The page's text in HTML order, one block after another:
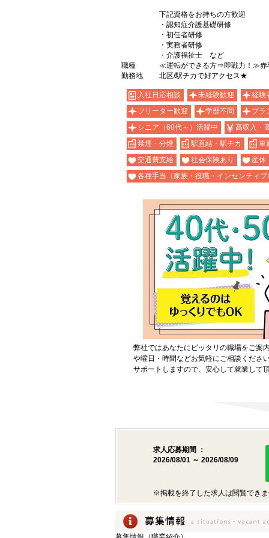
下記資格をお持ちの方歓迎
・認知症介護基礎研修
・初任者研修
・実務者研修
・介護福祉士 など
職種
≪運転ができる方⇒即戦力！≫赤
勤務地
北区/駅チカで好アクセス★
入社日応相談 未経験歓迎
経験
フリーター歓迎
学歴不問
ブラ
シニア（60代～）活躍中
高収入・
禁煙・分煙
駅直結・駅チカ
車
交通費支給
社会保険あり
産休
各種手当（家族・役職・インセンティ
弊社ではあなたにピッタリの職場をご案
や曜日・時間などお気軽にご相談くださ
サポートしますので、安心して就業して
求人応募期間 ：
2026/08/01 ～ 2026/08/09
※掲載を終了した求人は閲覧でき